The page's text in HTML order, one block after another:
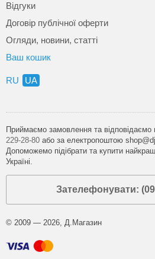
Відгуки
Договір публічної оферти
Огляди, новини, статті
Ваш кошик
RU UA
Приймаємо замовлення та
229-28-80 або за електропоштою
Допоможемо підібрати та купити
Україні.
Зателефонувати:
© 2009 — 2026, Д.Магазин